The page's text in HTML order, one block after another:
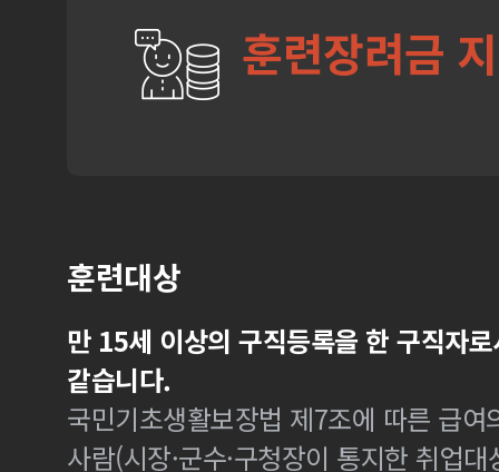
훈련장려금
훈련대상
만 15세 이상의 구직등록을 한 구직자
같습니다.
국민기초생활보장법 제7조에 따른 급
사람(시장·군수·구청장이 통지한 취업